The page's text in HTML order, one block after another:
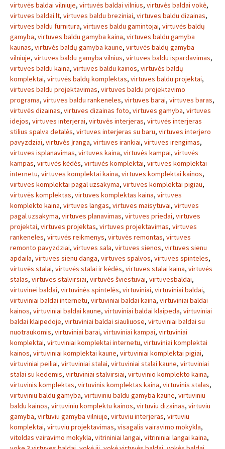
virtuvės baldai vilniuje, virtuvės baldai vilnius, virtuvės baldai vokė,
virtuves baldai.lt, virtuves baldu breziniai, virtuves baldu dizainas,
virtuves baldu furnitura, virtuves baldu gamintojai, virtuvės baldų
gamyba, virtuves baldu gamyba kaina, virtuves baldu gamyba
kaunas, virtuvės baldų gamyba kaune, virtuvės baldų gamyba
vilniuje, virtuves baldu gamyba vilnius, virtuves baldu ispardavimas,
virtuves baldu kaina, virtuves baldu kainos, virtuvės baldų
komplektai, virtuvės baldų komplektas, virtuves baldu projektai,
virtuves baldu projektavimas, virtuves baldu projektavimo
programa, virtuves baldu rankeneles, virtuves barai, virtuves baras,
virtuvės dizainas, virtuves dizainas foto, virtuves gamyba, virtuves
idejos, virtuves interjerai, virtuvės interjeras, virtuvės interjeras
stilius spalva detalės, virtuves interjeras su baru, virtuves interjero
pavyzdziai, virtuvės įranga, virtuves irankiai, virtuves irengimas,
virtuves isplanavimas, virtuves kaina, virtuvės kampai, virtuvės
kampas, virtuvės kėdės, virtuvės komplektai, virtuves komplektai
internetu, virtuves komplektai kaina, virtuves komplektai kainos,
virtuves komplektai pagal uzsakyma, virtuves komplektai pigiau,
virtuvės komplektas, virtuves komplektas kaina, virtuves
komplekto kaina, virtuves langas, virtuves maisytuvai, virtuves
pagal uzsakyma, virtuves planavimas, virtuves priedai, virtuves
projektai, virtuves projektas, virtuves projektavimas, virtuves
rankeneles, virtuvės reikmenys, virtuvės remontas, virtuves
remonto pavyzdziai, virtuves sala, virtuves sienos, virtuves sienu
apdaila, virtuves sienu danga, virtuves spalvos, virtuves spinteles,
virtuvės stalai, virtuvės stalai ir kėdės, virtuves stalai kaina, virtuvės
stalas, virtuves stalvirsiai, virtuvės šviestuvai, virtuvesbaldai,
virtuvinei baldai, virtuvinės spintelės, virtuviniai, virtuviniai baldai,
virtuviniai baldai internetu, virtuviniai baldai kaina, virtuviniai baldai
kainos, virtuviniai baldai kaune, virtuviniai baldai klaipeda, virtuviniai
baldai klaipedoje, virtuviniai baldai siauliuose, virtuviniai baldai su
nuotraukomis, virtuviniai barai, virtuviniai kampai, virtuviniai
komplektai, virtuviniai komplektai internetu, virtuviniai komplektai
kainos, virtuviniai komplektai kaune, virtuviniai komplektai pigiai,
virtuviniai peiliai, virtuviniai stalai, virtuviniai stalai kaune, virtuviniai
stalai su kedemis, virtuviniai stalvirsiai, virtuvinio komplekto kaina,
virtuvinis komplektas, virtuvinis komplektas kaina, virtuvinis stalas,
virtuviniu baldu gamyba, virtuviniu baldu gamyba kaune, virtuviniu
baldu kainos, virtuviniu komplektu kainos, virtuviu dizainas, virtuviu
gamyba, virtuviu gamyba vilniuje, virtuviu interjeras, virtuviu
komplektai, virtuviu projektavimas, visagalis vairavimo mokykla,
vitoldas vairavimo mokykla, vitrininiai langai, vitrininiai langai kaina,